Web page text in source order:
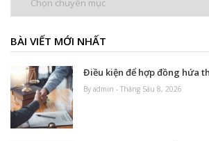
BÀI VIẾT MỚI NHẤT
Điều kiện để hợp đồng hứa
By admin - Tháng Sáu 8, 2026